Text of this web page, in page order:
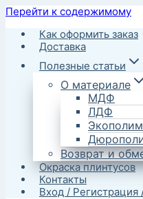
Перейти к содержимому
Как оформить заказ
Доставка
Полезные статьи
О материале
МДФ
ЛДФ
Возврат и
Окраска плинтусов
Контакты
Вход / Регистрация